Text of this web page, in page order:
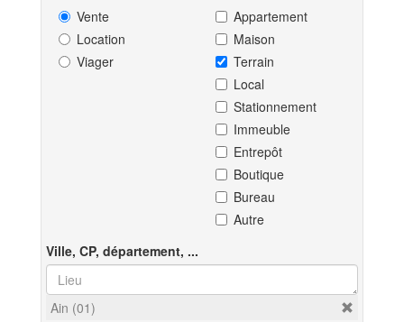
Vente
Location
Viager
Appartement
Maison
Terrain
Local
Stationnement
Immeuble
Entrepôt
Boutique
Bureau
Autre
Ville, CP, département, ...
Ain (01)